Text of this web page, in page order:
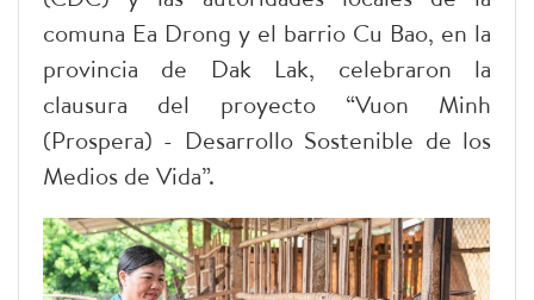
comuna Ea Drong y el barrio Cu Bao, en la
provincia de Dak Lak, celebraron la
clausura del proyecto “Vuon Minh
(Prospera) - Desarrollo Sostenible de los
Medios de Vida”.